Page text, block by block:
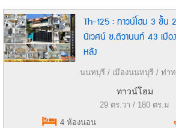
Th-125 : ทาวน์โฮม 3 ชั้น
นิเวศน์ ซ.ติวานนท์ 43 เมื
หลัง
นนทบุรี / เมืองนนทบุรี / ท่า
ทาวน์โฮม
29 ตร.วา / 180 ตร.ม
4 ห้องนอน